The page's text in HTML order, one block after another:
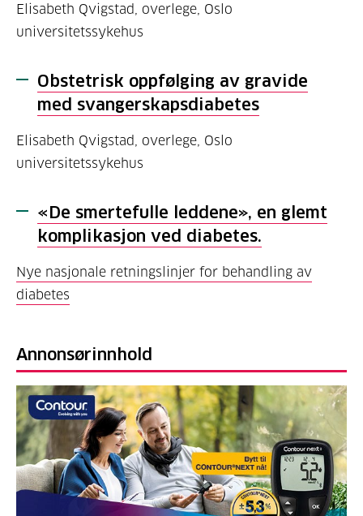
Elisabeth Qvigstad, overlege, Oslo
universitetssykehus
Obstetrisk oppfølging av gravide
med svangerskapsdiabetes
Elisabeth Qvigstad, overlege, Oslo
universitetssykehus
«De smertefulle leddene», en glemt
komplikasjon ved diabetes.
Nye nasjonale retningslinjer for behandling av
diabetes
Annonsørinnhold